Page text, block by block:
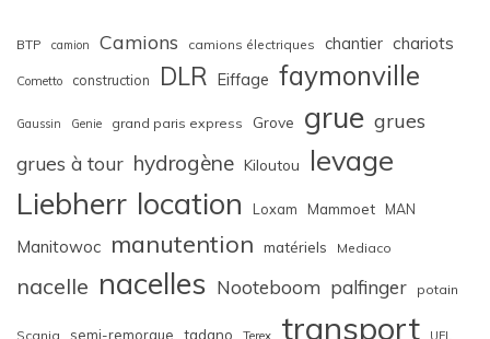
BTP camion Camions camions électriques chantier chariots
Cometto construction DLR Eiffage faymonville
Gaussin Genie grand paris express Grove grue grues
grues à tour hydrogène Kiloutou levage
Liebherr location Loxam Mammoet MAN
Manitowoc manutention matériels Mediaco
nacelle nacelles Nooteboom palfinger potain
Scania semi-remorque tadano Terex transport UFL